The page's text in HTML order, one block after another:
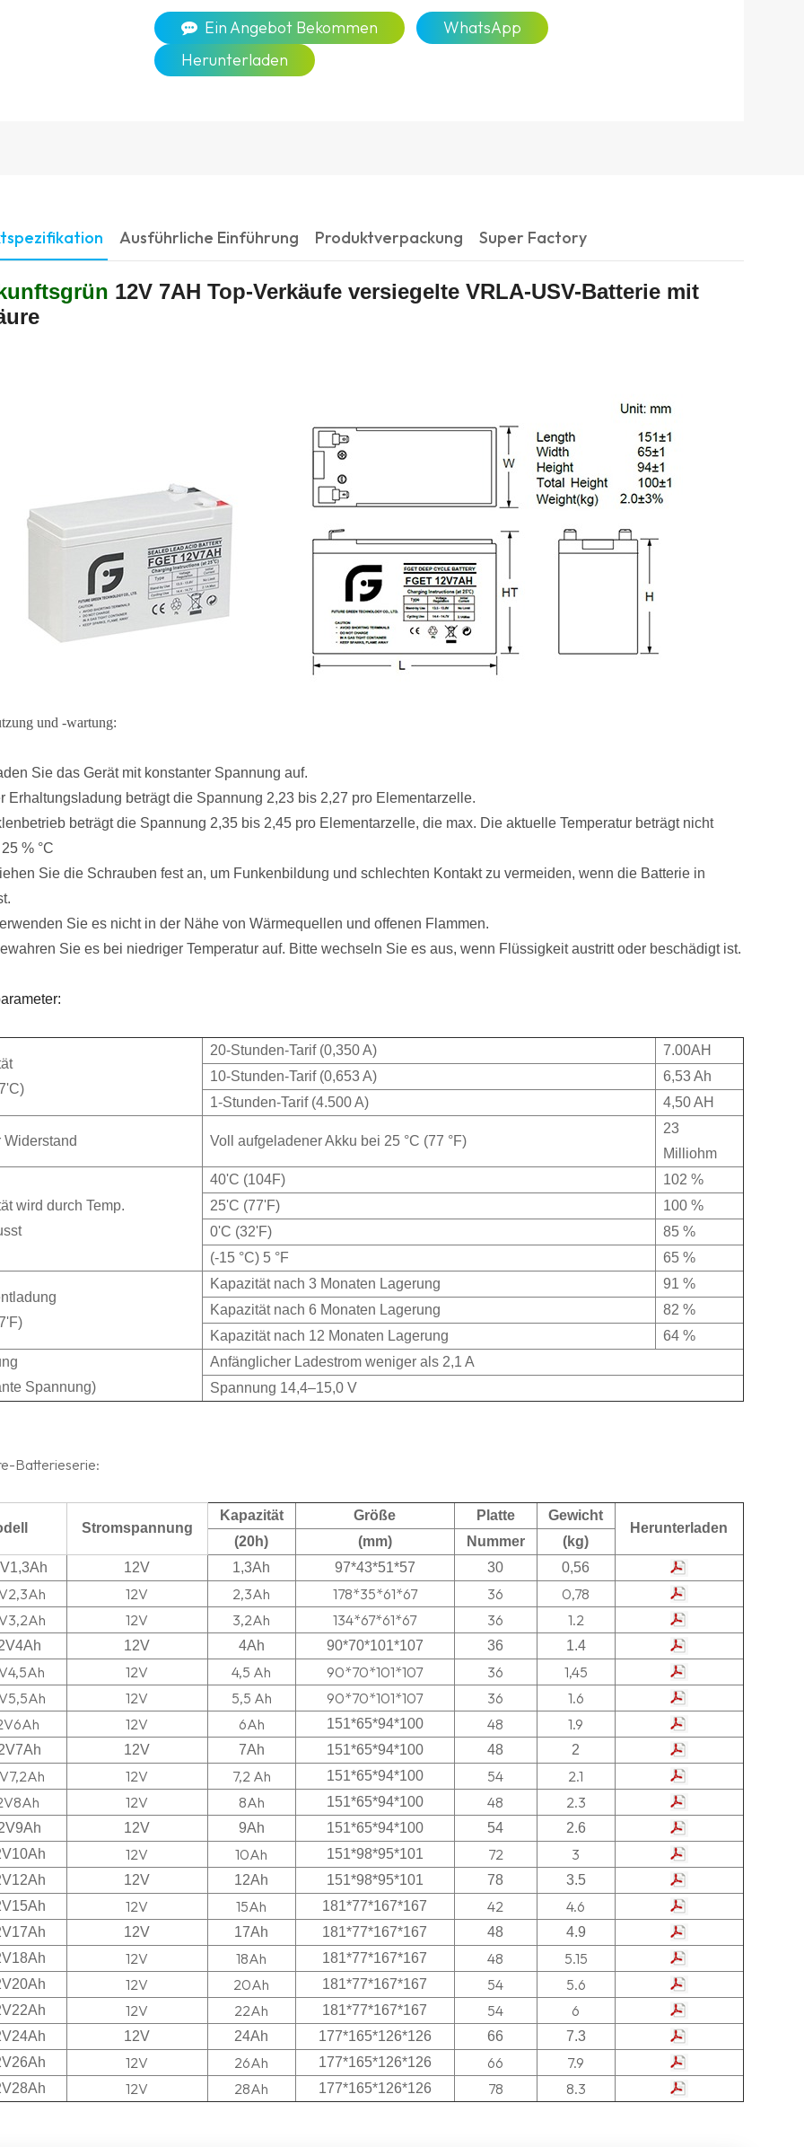
Ein Angebot Bekommen
WhatsApp
Herunterladen
Ausführliche Einführung Produktverpackung Super Factory
12V 7AH Top-Verkäufe versiegelte VRLA-USV-Batterie mit
und -wartung:
Sie das Gerät mit konstanter Spannung auf.
Erhaltungsladung beträgt die Spannung 2,23 bis 2,27 pro Elementarzelle.
beträgt die Spannung 2,35 bis 2,45 pro Elementarzelle, die max. Die aktuelle Temperatur beträgt nicht
% °C
Sie die Schrauben fest an, um Funkenbildung und schlechten Kontakt zu vermeiden, wenn die Batterie in
Sie es nicht in der Nähe von Wärmequellen und offenen Flammen.
Sie es bei niedriger Temperatur auf. Bitte wechseln Sie es aus, wenn Flüssigkeit austritt oder beschädigt ist.
20-Stunden-Tarif (0,350 A)
7.00AH
10-Stunden-Tarif (0,653 A)
6,53 Ah
1-Stunden-Tarif (4.500 A)
4,50 AH
Widerstand Voll aufgeladener Akku bei 25 °C (77 °F)
23
Milliohm
wird durch Temp.
40'C (104F)
102 %
25'C (77'F)
100 %
0'C (32'F)
85 %
(-15 °C) 5 °F
65 %
Kapazität nach 3 Monaten Lagerung
91 %
Kapazität nach 6 Monaten Lagerung
82 %
Kapazität nach 12 Monaten Lagerung
64 %
Spannung)
Anfänglicher Ladestrom weniger als 2,1 A
Spannung 14,4–15,0 V
Batterieserie:
Stromspannung
Kapazität Größe Platte
Gewicht
Herunterladen
(20h)
(mm) Nummer
(kg)
12V 1,3Ah 97*43*51*57 30 0,56
12V 2,3Ah 178*35*61*67 36
0,78
12V 3,2Ah 134*67*61*67 36 1.2
12V 4Ah 90*70*101*107 36 1.4
12V 4,5 Ah 90*70*101*107 36
1,45
12V 5,5 Ah 90*70*101*107 36
1.6
12V 6Ah 151*65*94*100 48 1.9
12V 7Ah 151*65*94*100 48 2
12V 7,2 Ah 151*65*94*100 54
2.1
8Ah 12V 8Ah 151*65*94*100 48 2.3
12V 9Ah 151*65*94*100 54
2.6
12V 10Ah 151*98*95*101 72 3
12V 12Ah 151*98*95*101 78
3.5
12V 15Ah 181*77*167*167 42 4.6
12V 17Ah 181*77*167*167 48
4.9
18Ah 12V 18Ah 181*77*167*167 48 5.15
Ah 12V 20Ah 181*77*167*167 54 5.6
Ah 12V 22Ah 181*77*167*167 54 6
12V 24Ah 177*165*126*126 66
7.3
12V 26Ah 177*165*126*126 66 7.9
12V 28Ah 177*165*126*126 78 8.3